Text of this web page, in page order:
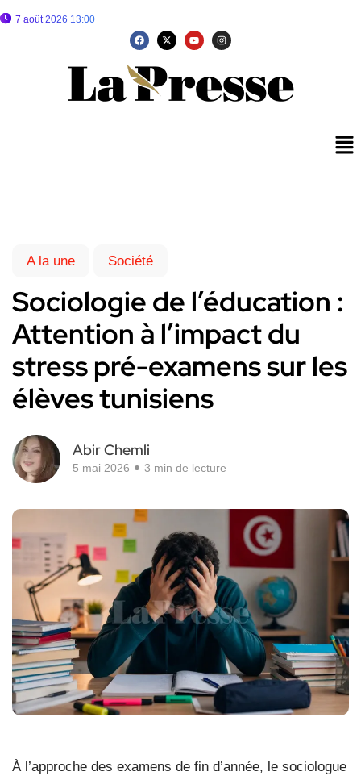
7 août 2026 13:00
A la une Société
Sociologie de l’éducation :
Attention à l’impact du
stress pré-examens sur les
élèves tunisiens
Abir Chemli
5 mai 2026 3 min de lecture
À l’approche des examens de fin d’année, le sociologue